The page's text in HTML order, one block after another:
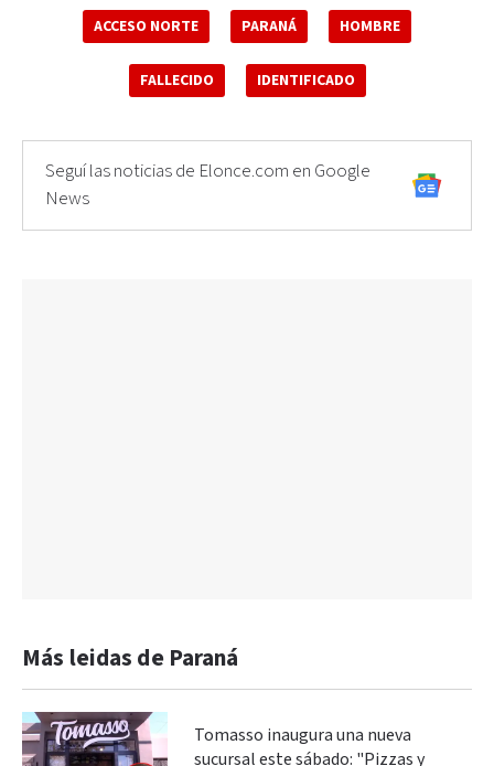
ACCESO NORTE PARANÁ HOMBRE
FALLECIDO IDENTIFICADO
Seguí las noticias de Elonce.com en Google
News
Más leidas de Paraná
Tomasso inaugura una nueva
sucursal este sábado: "Pizzas y